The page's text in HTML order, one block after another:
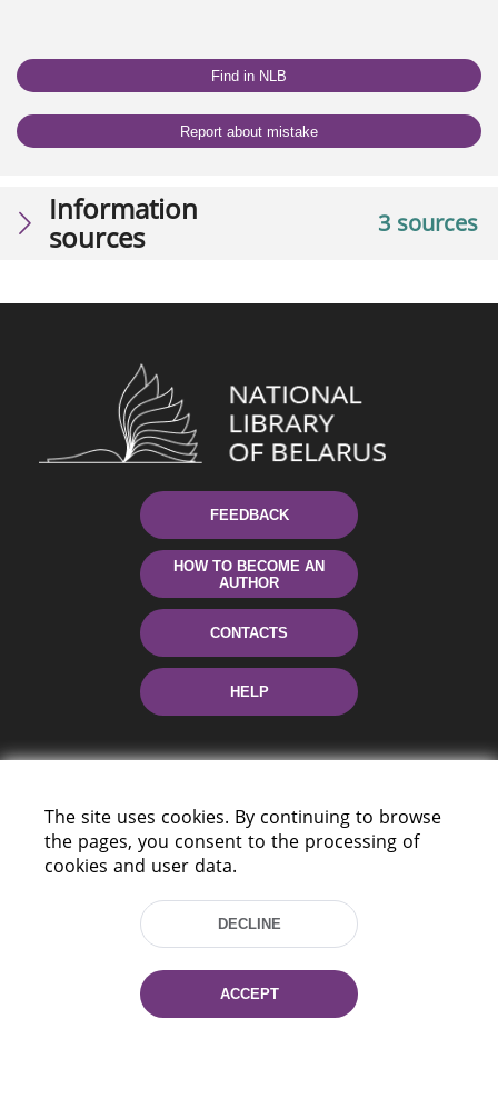
Find in NLB
Report about mistake
3 sources
Information
sources
FEEDBACK
HOW TO BECOME AN
AUTHOR
CONTACTS
HELP
220114, Niezaležnasci Ave. 116, Minsk,
Tel.: (+375 17) 368 37 37
Fax: (+375 17) 368 97 06
E-mail: inbox@nlb.by
The site uses cookies. By continuing to browse
the pages, you consent to the processing of
cookies and user data.
DECLINE
ACCEPT